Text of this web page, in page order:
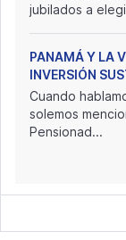
jubilados a
PANAMÁ Y LA
INVERSIÓN
Cuando
solemos
Pensionad...